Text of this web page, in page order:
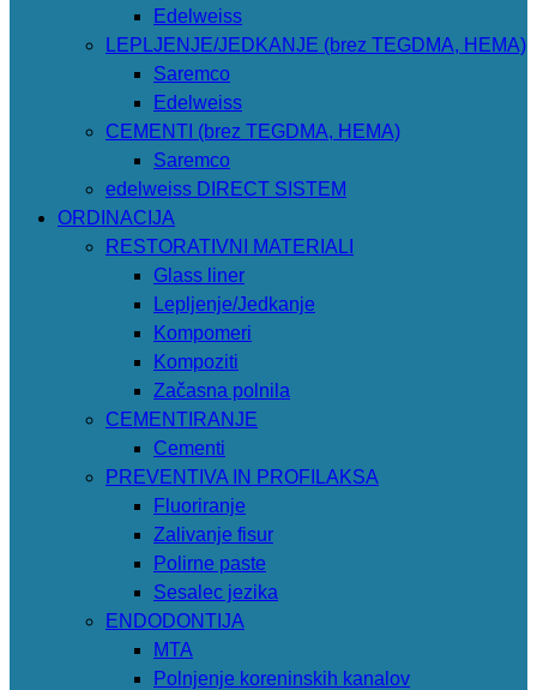
Edelweiss
LEPLJENJE/JEDKANJE (brez TEGDMA, HEMA)
Saremco
Edelweiss
CEMENTI (brez TEGDMA, HEMA)
Saremco
edelweiss DIRECT SISTEM
ORDINACIJA
RESTORATIVNI MATERIALI
Glass liner
Lepljenje/Jedkanje
Kompomeri
Kompoziti
Začasna polnila
CEMENTIRANJE
Cementi
PREVENTIVA IN PROFILAKSA
Fluoriranje
Zalivanje fisur
Polirne paste
Sesalec jezika
ENDODONTIJA
MTA
Polnjenje koreninskih kanalov